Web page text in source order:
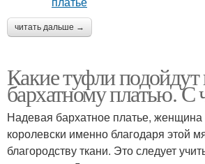
читать дальше →
Какие туфли
бархатному платью. С
Надевая бархатное платье, женщина
королевски именно благодаря этой
благородству ткани. Это следует